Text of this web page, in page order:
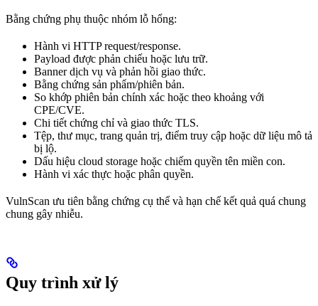
Bằng chứng phụ thuộc nhóm lỗ hổng:
Hành vi HTTP request/response.
Payload được phản chiếu hoặc lưu trữ.
Banner dịch vụ và phản hồi giao thức.
Bằng chứng sản phẩm/phiên bản.
So khớp phiên bản chính xác hoặc theo khoảng với
CPE/CVE.
Chi tiết chứng chỉ và giao thức TLS.
Tệp, thư mục, trang quản trị, điểm truy cập hoặc dữ liệu mô tả
bị lộ.
Dấu hiệu cloud storage hoặc chiếm quyền tên miền con.
Hành vi xác thực hoặc phân quyền.
VulnScan ưu tiên bằng chứng cụ thể và hạn chế kết quả quá chung
chung gây nhiễu.
Quy trình xử lý